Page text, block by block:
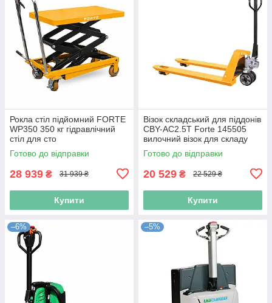
Рокла стіл підйомний FORTE
WP350 350 кг гідравлічний
стіл для сто
Готово до відправки
28 939 ₴ 31 939 ₴
Купити
Візок складський для піддонів
CBY-AC2.5T Forte 145505
вилочний візок для складу
Готово до відправки
20 529 ₴ 22 529 ₴
Купити
–6% –5%